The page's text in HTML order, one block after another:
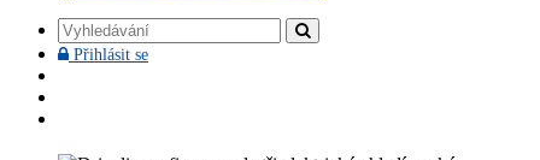
Vyhledávání
Přihlásit sePřihlásit